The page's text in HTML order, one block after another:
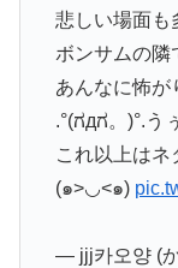
悲しい場面も
ボンサムの
あんなに怖
.°(ಗдಗ。)°.う
これ以上はネ
(๑>◡<๑)
— jjj카오양 (